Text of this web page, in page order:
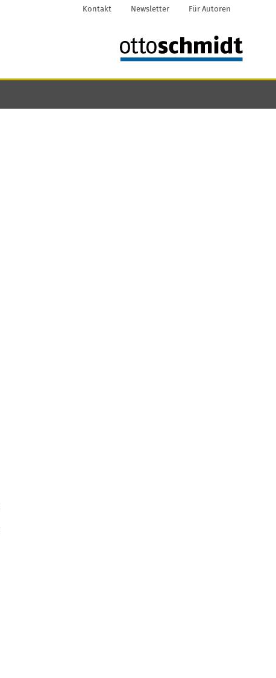
Kontakt Newsletter Für Autoren